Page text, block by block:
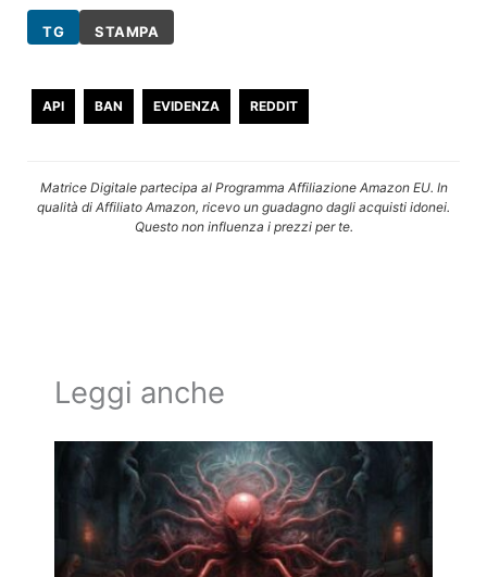
TG STAMPA
API BAN EVIDENZA REDDIT
Matrice Digitale partecipa al Programma Affiliazione Amazon EU. In
qualità di Affiliato Amazon, ricevo un guadagno dagli acquisti idonei.
Questo non influenza i prezzi per te.
Leggi anche